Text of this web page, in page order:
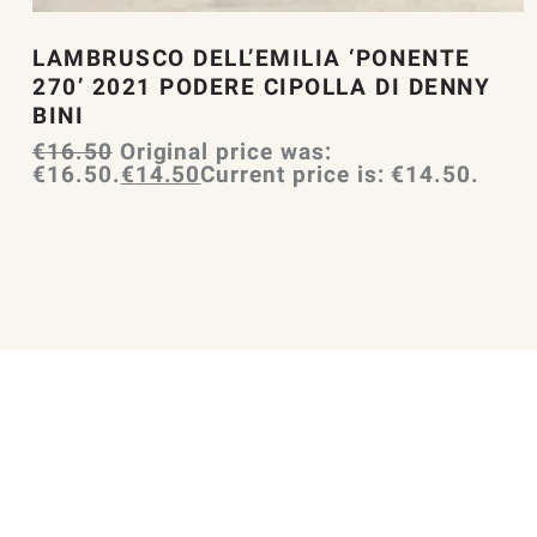
LAMBRUSCO DELL’EMILIA ‘PONENTE
270’ 2021 PODERE CIPOLLA DI DENNY
BINI
€16.50 Original price was:
€16.50.€14.50Current price is: €14.50.